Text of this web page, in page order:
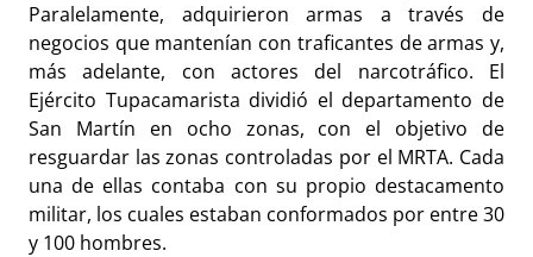
Paralelamente, adquirieron armas a través de
negocios que mantenían con traficantes de armas y,
más adelante, con actores del narcotráfico. El
Ejército Tupacamarista dividió el departamento de
San Martín en ocho zonas, con el objetivo de
resguardar las zonas controladas por el MRTA. Cada
una de ellas contaba con su propio destacamento
militar, los cuales estaban conformados por entre 30
y 100 hombres.